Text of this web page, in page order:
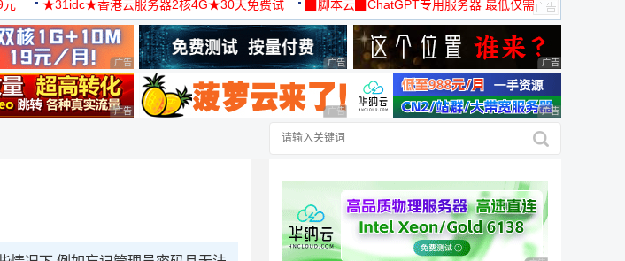
元
★31idc★香港云服务器2核4G★30天免费试
用◆
▉脚本云▉ChatGPT专用服务器 最低仅需
19元/月
广告 商业广告，理性选择 广告 商业广告，理性选择 广告 商业广告，理
广告 商业广告，理性选择 广告 商业广告，理性选择 广告 商业广告，理